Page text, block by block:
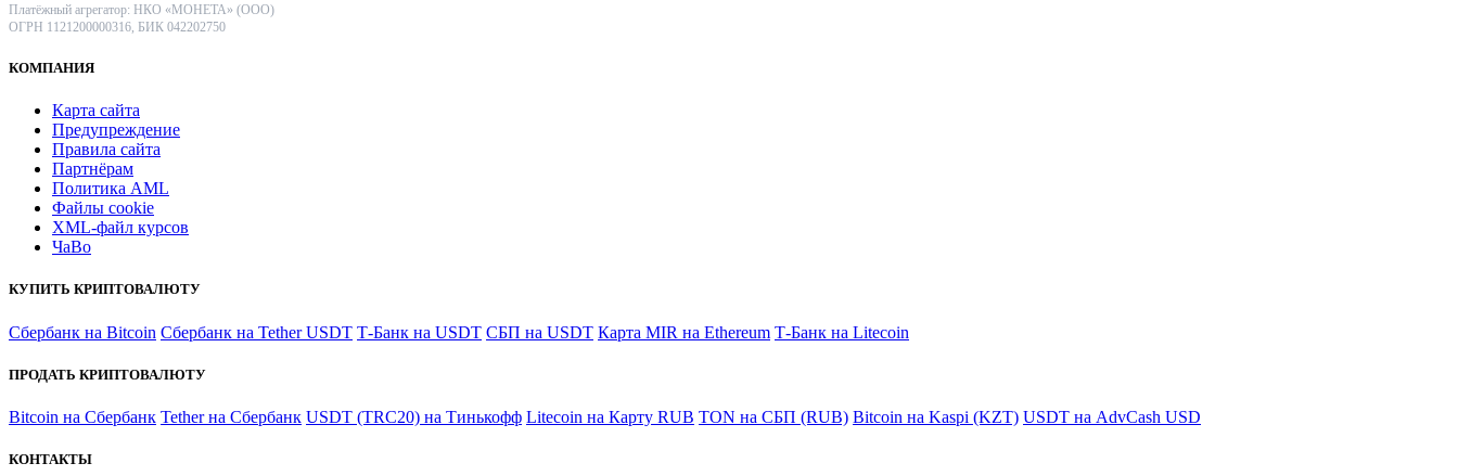
Платёжный агрегатор: НКО «МОНЕТА» (ООО)
ОГРН 1121200000316, БИК 042202750
КОМПАНИЯ
Карта сайта
Предупреждение
Правила сайта
Партнёрам
Политика AML
Файлы coоkie
XML-файл курсов
ЧаВо
КУПИТЬ КРИПТОВАЛЮТУ
Сбербанк на Bitcoin Сбербанк на Tether USDT Т-Банк на USDT СБП на USDT Карта MIR на Ethereum Т-Банк на Litecoin
ПРОДАТЬ КРИПТОВАЛЮТУ
Bitcoin на Сбербанк Tether на Сбербанк USDT (TRC20) на Тинькофф Litecoin на Карту RUB TON на СБП (RUB) Bitcoin на Kaspi (KZT) USDT на AdvCash USD
КОНТАКТЫ